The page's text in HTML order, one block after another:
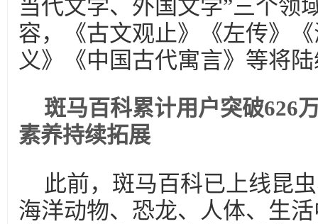
当代文学、外国文学”三个领
容，《古文观止》《左传》
义》《中国古代寓言》等将
斑马百科累计用户突破626
素养持续拓展
此前，斑马百科已上线昆
海洋动物、恐龙、人体、生